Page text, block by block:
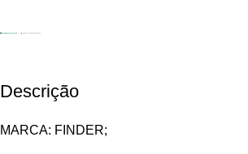
Descrição
MARCA: FINDER;